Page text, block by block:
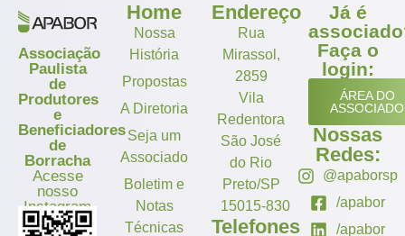
Associação
Paulista
de
Produtores
e
Beneficiadores
de
Borracha
Acesse
nosso
Instagram
Home
Nossa
História
Propostas
A Diretoria
Seja um
Associado
Boletim e
Notas
Técnicas
Endereço
Rua
Mirassol,
2859
Vila
Redentora
São José
do Rio
Preto/SP
15015-830
Telefones
Já é
Faça o
login:
ÁREA DO
ASSOCIADO
Nossas
Redes:
@apaborsp
/apabor
/apabor